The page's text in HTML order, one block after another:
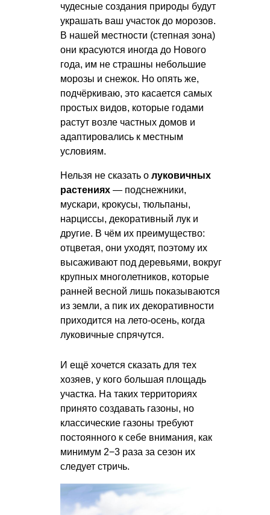
чудесные создания природы будут
украшать ваш участок до морозов.
В нашей местности (степная зона)
они красуются иногда до Нового
года, им не страшны небольшие
морозы и снежок. Но опять же,
подчёркиваю, это касается самых
простых видов, которые годами
растут возле частных домов и
адаптировались к местным
условиям.
Нельзя не сказать о луковичных
растениях — подснежники,
мускари, крокусы, тюльпаны,
нарциссы, декоративный лук и
другие. В чём их преимущество:
отцветая, они уходят, поэтому их
высаживают под деревьями, вокруг
крупных многолетников, которые
ранней весной лишь показываются
из земли, а пик их декоративности
приходится на лето-осень, когда
луковичные спрячутся.
И ещё хочется сказать для тех
хозяев, у кого большая площадь
участка. На таких территориях
принято создавать газоны, но
классические газоны требуют
постоянного к себе внимания, как
минимум 2−3 раза за сезон их
следует стричь.